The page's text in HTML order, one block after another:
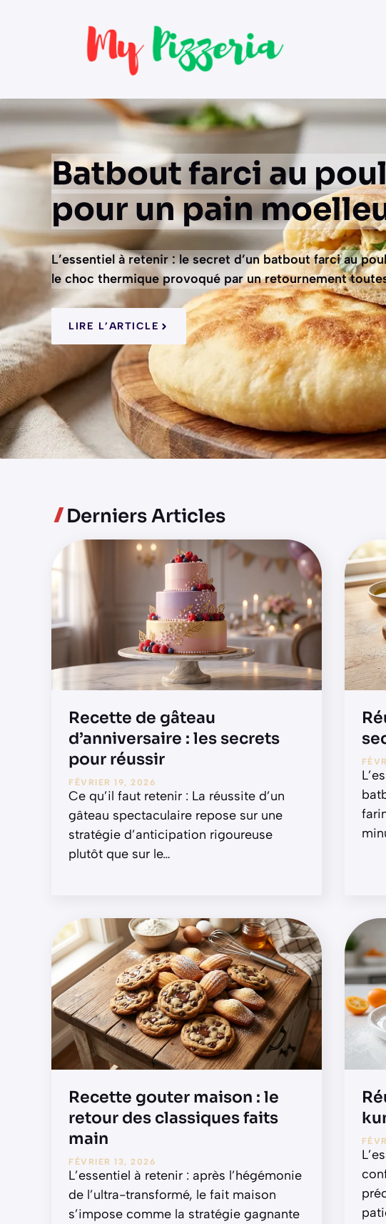
Batbout farci au
pour un pain
L’essentiel à retenir : le secret d’un batbout farci au
le choc thermique provoqué par un retournement
LIRE L’ARTICLE
Derniers Articles
Recette de gâteau
d’anniversaire : les secrets
pour réussir
FÉVRIER 19, 2026
Ce qu’il faut retenir : La réussite d’un
gâteau spectaculaire repose sur une
stratégie d’anticipation rigoureuse
plutôt que sur le…
Recette gouter maison : le
retour des classiques faits
main
FÉVRIER 13, 2026
L’essentiel à retenir : après l’hégémonie
de l’ultra-transformé, le fait maison
s’impose comme la stratégie gagnante